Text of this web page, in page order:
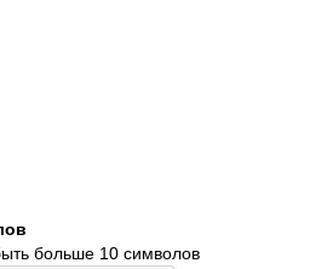
больше 10 символов